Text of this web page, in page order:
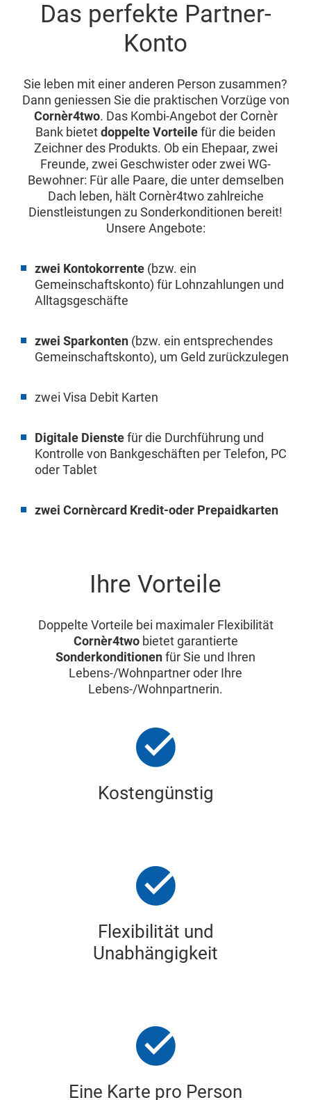
Das perfekte Partner-
Konto
Sie leben mit einer anderen Person zusammen?
Dann geniessen Sie die praktischen Vorzüge von
Cornèr4two. Das Kombi-Angebot der Cornèr
Bank bietetdoppelte Vorteilefür die beiden
Zeichner des Produkts. Ob ein Ehepaar, zwei
Freunde, zwei Geschwister oder zwei WG-
Bewohner: Für alle Paare, die unter demselben
Dach leben, hält Cornèr4two zahlreiche
Dienstleistungen zu Sonderkonditionen bereit!
Unsere Angebote:
zwei Kontokorrente (bzw. ein
Gemeinschaftskonto) für Lohnzahlungen und
Alltagsgeschäfte
zwei Sparkonten (bzw. ein entsprechendes
Gemeinschaftskonto), um Geld zurückzulegen
zwei Visa Debit Karten
Digitale Dienstefür die Durchführung und
Kontrolle von Bankgeschäften per Telefon, PC
oder Tablet
zwei Cornèrcard Kredit-oder Prepaidkarten
Ihre Vorteile
Doppelte Vorteile bei maximaler Flexibilität
Cornèr4twobietet garantierte
Sonderkonditionenfür Sie und Ihren
Lebens-/Wohnpartner oder Ihre
Lebens-/Wohnpartnerin.
Kostengünstig
Flexibilität und
Unabhängigkeit
Eine Karte pro Person